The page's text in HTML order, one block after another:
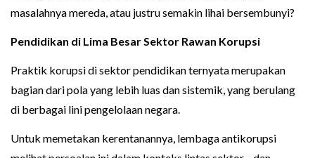
masalahnya mereda, atau justru semakin lihai bersembunyi?
Pendidikan di Lima Besar Sektor Rawan Korupsi
Praktik korupsi di sektor pendidikan ternyata merupakan
bagian dari pola yang lebih luas dan sistemik, yang berulang
di berbagai lini pengelolaan negara.
Untuk memetakan kerentanannya, lembaga antikorupsi